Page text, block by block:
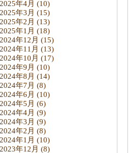
2025年4月 (10)
2025年3月 (15)
2025年2月 (13)
2025年1月 (18)
2024年12月 (15)
2024年11月 (13)
2024年10月 (17)
2024年9月 (10)
2024年8月 (14)
2024年7月 (8)
2024年6月 (10)
2024年5月 (6)
2024年4月 (9)
2024年3月 (9)
2024年2月 (8)
2024年1月 (10)
2023年12月 (8)